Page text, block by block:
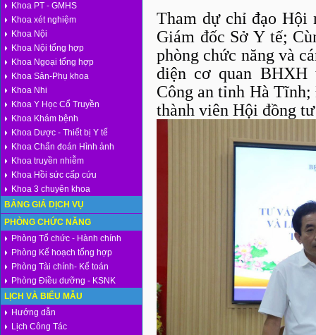
Khoa PT - GMHS
Khoa xét nghiệm
Khoa Nội
Khoa Nội tổng hợp
Khoa Ngoại tổng hợp
Khoa Sản-Phụ khoa
Khoa Nhi
Khoa Y Học Cổ Truyền
Khoa Khám bệnh
Khoa Dược - Thiết bị Y tế
Khoa Chẩn đoán Hình ảnh
Khoa truyền nhiễm
Khoa Hồi sức cấp cứu
Khoa 3 chuyên khoa
BẢNG GIÁ DỊCH VỤ
PHÒNG CHỨC NĂNG
Phòng Tổ chức - Hành chính
Phòng Kế hoạch tổng hợp
Phòng Tài chính- Kế toán
Phòng Điều dưỡng - KSNK
LỊCH VÀ BIỂU MẪU
Hướng dẫn
Lịch Công Tác
Tham dự chỉ đạo Hội
Giám đốc Sở Y tế;
phòng chức năng và
diện cơ quan
Công an tỉnh Hà
thành viên Hội đồng